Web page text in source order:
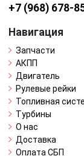
+7 (968) 678-
Навигация
Запчасти
АКПП
Двигатель
Рулевые рейки
Топливная
Турбины
О нас
Доставка
Оплата СБП